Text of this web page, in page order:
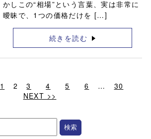
かしこの“相場”という言葉、実は非常に
曖昧で、1つの価格だけを […]
続きを読む
1 2 3 4 5 6 …
30
NEXT >>